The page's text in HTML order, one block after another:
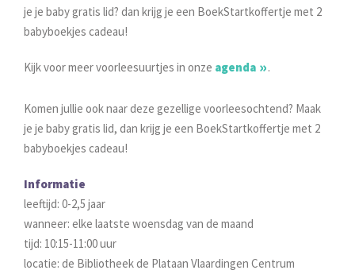
je je baby gratis lid? dan krijg je een BoekStartkoffertje met 2
babyboekjes cadeau!
Kijk voor meer voorleesuurtjes in onze agenda .
Komen jullie ook naar deze gezellige voorleesochtend? Maak
je je baby gratis lid, dan krijg je een BoekStartkoffertje met 2
babyboekjes cadeau!
Informatie
leeftijd: 0-2,5 jaar
wanneer: elke laatste woensdag van de maand
tijd: 10:15-11:00 uur
locatie: de Bibliotheek de Plataan Vlaardingen Centrum